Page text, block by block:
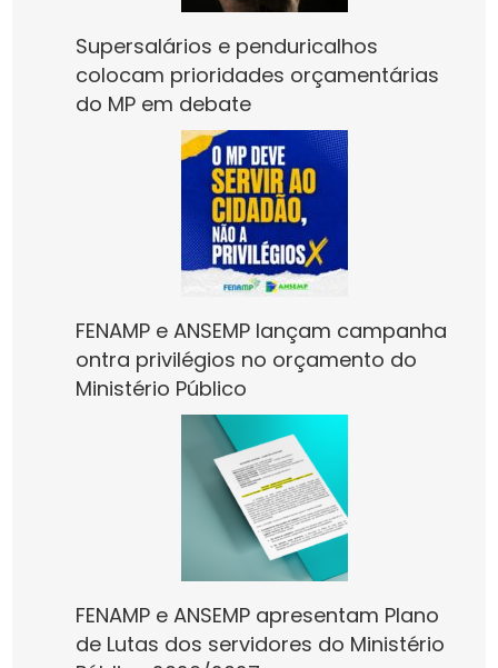
Supersalários e penduricalhos
colocam prioridades orçamentárias
do MP em debate
FENAMP e ANSEMP lançam campanha
ontra privilégios no orçamento do
Ministério Público
FENAMP e ANSEMP apresentam Plano
de Lutas dos servidores do Ministério